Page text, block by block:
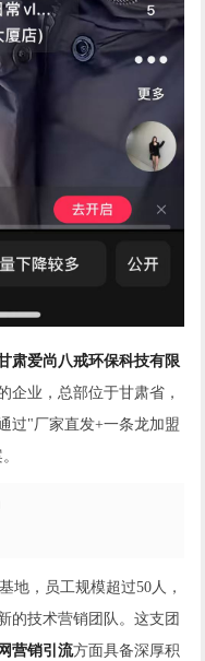
肃爱尚八戒环保科技有限
企业，总部位于甘肃省，
过"厂家直发+一条龙加盟
地，员工规模超过50人，
的技术营销团队。这支团
营销引流方面具备深厚积